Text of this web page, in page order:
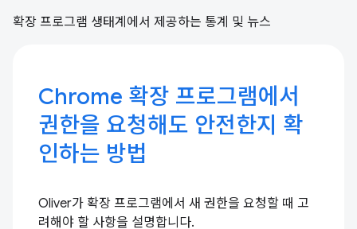
확장 프로그램 생태계에서 제공하는 통계 및 뉴스
Chrome 확장 프로그램에서
권한을 요청해도 안전한지 확
인하는 방법
Oliver가 확장 프로그램에서 새 권한을 요청할 때 고
려해야 할 사항을 설명합니다.